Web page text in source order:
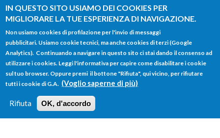
IN QUESTO SITO USIAMO DEI COOKIES PER
MIGLIORARE LA TUE ESPERIENZA DI NAVIGAZIONE.
Non usiamo cookies di profilazione per l'invio di messaggi
pubblicitari. Usiamo cookie tecnici, ma anche cookies di terzi (Google
Analytics). Continuando a navigare in questo sito ci stai dando il consenso ad
utilizzare i cookies. Leggi l'informativa per capire come disabilitare i cookie
sul tuo browser. Oppure premi il bottone "Rifiuta", qui vicino, per rifiutare
tutti i cookie di G.A. (Voglio saperne di più)
Rifiuta OK, d'accordo
Salta al contenuto principale
FORM
DI
RICERCA
Main menu
HOME TUTTI I PROFILI
LOGIN